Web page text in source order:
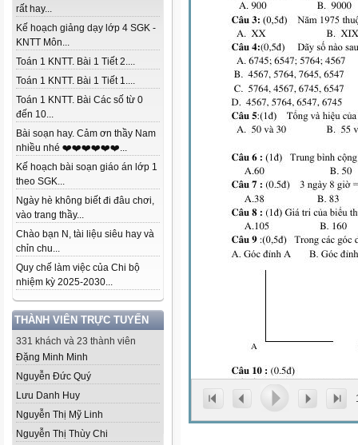
rất hay...
Kế hoạch giảng dạy lớp 4 SGK -
KNTT Môn...
Toán 1 KNTT. Bài 1 Tiết 2....
Toán 1 KNTT. Bài 1 Tiết 1....
Toán 1 KNTT. Bài Các số từ 0
đến 10...
Bài soạn hay. Cảm ơn thầy Nam
nhiều nhé ❤️❤️❤️❤️❤️❤️...
Kế hoạch bài soạn giáo án lớp 1
theo SGK...
Ngày hè không biết đi đâu chơi,
vào trang thầy...
Chào bạn N, tài liệu siêu hay và
chỉn chu...
Quy chế làm việc của Chi bộ
nhiệm kỳ 2025-2030...
THÀNH VIÊN TRỰC TUYẾN
331 khách và 23 thành viên
Đặng Minh Minh
Nguyễn Đức Quý
Lưu Danh Huy
Nguyễn Thị Mỹ Linh
Nguyễn Thị Thùy Chi